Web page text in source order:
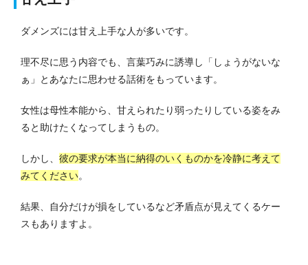
ダメンズには甘え上手な人が多いです。
理不尽に思う内容でも、言葉巧みに誘導し「しょうがないな
ぁ」とあなたに思わせる話術をもっています。
女性は母性本能から、甘えられたり弱ったりしている姿をみ
ると助けたくなってしまうもの。
しかし、 彼の要求が本当に納得のいくものかを冷静に考えて
みてください。
結果、自分だけが損をしているなど矛盾点が見えてくるケー
スもありますよ。